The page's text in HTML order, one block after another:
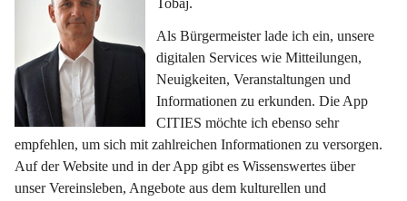
Tobaj.
Als Bürgermeister lade ich ein, unsere
digitalen Services wie Mitteilungen,
Neuigkeiten, Veranstaltungen und
Informationen zu erkunden. Die App
CITIES möchte ich ebenso sehr
empfehlen, um sich mit zahlreichen Informationen zu versorgen.
Auf der Website und in der App gibt es Wissenswertes über
unser Vereinsleben, Angebote aus dem kulturellen und